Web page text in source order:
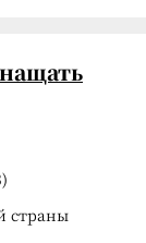
страны